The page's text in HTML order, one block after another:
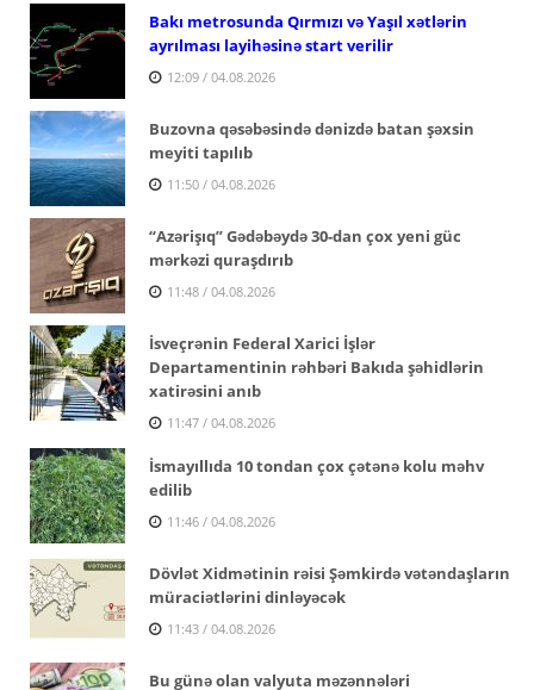
Bakı metrosunda Qırmızı və Yaşıl xətlərin
ayrılması layihəsinə start verilir
12:09 / 04.08.2026
Buzovna qəsəbəsində dənizdə batan şəxsin
meyiti tapılıb
11:50 / 04.08.2026
“Azərişıq” Gədəbəydə 30-dan çox yeni güc
mərkəzi quraşdırıb
11:48 / 04.08.2026
İsveçrənin Federal Xarici İşlər
Departamentinin rəhbəri Bakıda şəhidlərin
xatirəsini anıb
11:47 / 04.08.2026
İsmayıllıda 10 tondan çox çətənə kolu məhv
edilib
11:46 / 04.08.2026
Dövlət Xidmətinin rəisi Şəmkirdə vətəndaşların
müraciətlərini dinləyəcək
11:43 / 04.08.2026
Bu günə olan valyuta məzənnələri